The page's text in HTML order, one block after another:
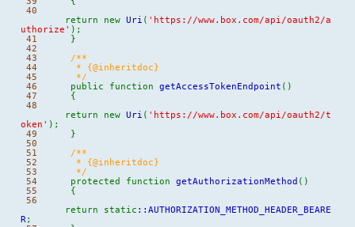
40
return
new Uri ( 'https://www.box.com/api/oauth2/a
uthorize' ) ;
41
}
42
43
/**
44
* {@inheritdoc}
45
*/
46
public function getAccessTokenEndpoint ( )
47
{
48
return
new Uri ( 'https://www.box.com/api/oauth2/t
oken' ) ;
49
}
50
51
/**
52
* {@inheritdoc}
53
*/
54
protected function getAuthorizationMethod ( )
55
{
56
return
static :: AUTHORIZATION_METHOD_HEADER_BEARE
R ;